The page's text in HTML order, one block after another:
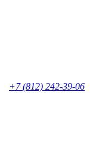
+7 (812) 242-39-06